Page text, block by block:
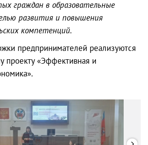
граждан в образовательные
развития и повышения
компетенций.
предпринимателей реализуются
проекту «Эффективная и